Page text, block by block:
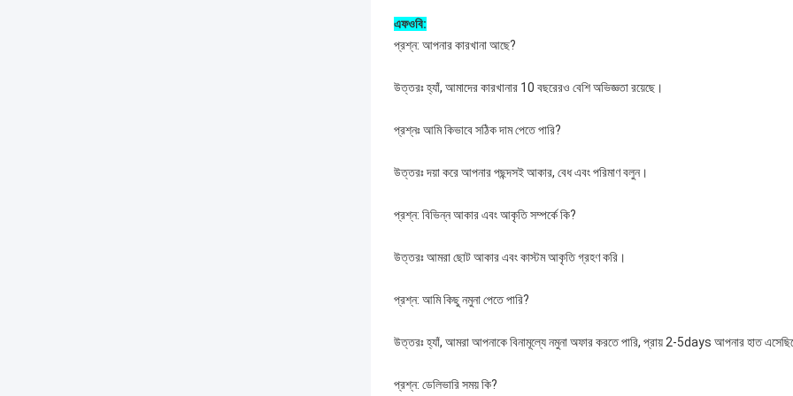
এফওবি:
প্রশ্ন: আপনার কারখানা আছে?
উত্তরঃ হ্যাঁ, আমাদের কারখানার 10 বছরেরও বেশি অভিজ্ঞতা রয়েছে।
প্রশ্নঃ আমি কিভাবে সঠিক দাম পেতে পারি?
উত্তরঃ দয়া করে আপনার পছন্দসই আকার, বেধ এবং পরিমাণ বলুন।
প্রশ্ন: বিভিন্ন আকার এবং আকৃতি সম্পর্কে কি?
উত্তরঃ আমরা ছোট আকার এবং কাস্টম আকৃতি গ্রহণ করি।
প্রশ্ন: আমি কিছু নমুনা পেতে পারি?
উত্তরঃ হ্যাঁ, আমরা আপনাকে বিনামূল্যে নমুনা অফার করতে পারি, প্রায় 2-5days আপনার হাত
প্রশ্ন: ডেলিভারি সময় কি?